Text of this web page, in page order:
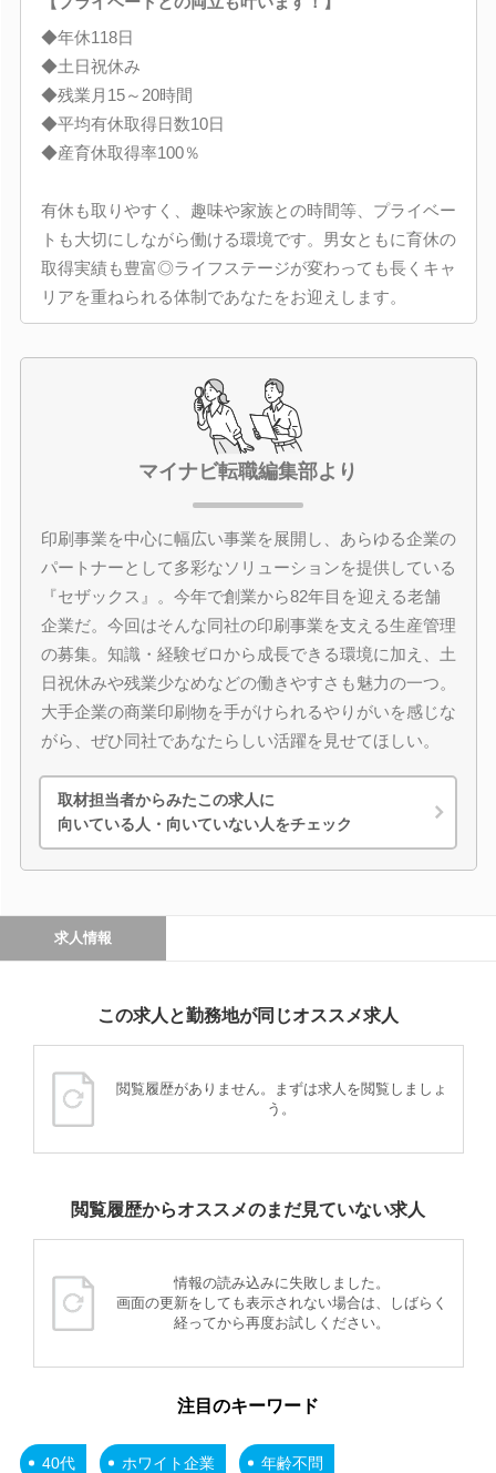
◆年休118日
◆土日祝休み
◆残業月15～20時間
◆平均有休取得日数10日
◆産育休取得率100％
有休も取りやすく、趣味や家族との時間等、プライベー
トも大切にしながら働ける環境です。男女ともに育休の
取得実績も豊富◎ライフステージが変わっても長くキャ
リアを重ねられる体制であなたをお迎えします。
マイナビ転職編集部より
印刷事業を中心に幅広い事業を展開し、あらゆる企業の
パートナーとして多彩なソリューションを提供している
『セザックス』。今年で創業から82年目を迎える老舗
企業だ。今回はそんな同社の印刷事業を支える生産管理
の募集。知識・経験ゼロから成長できる環境に加え、土
日祝休みや残業少なめなどの働きやすさも魅力の一つ。
大手企業の商業印刷物を手がけられるやりがいを感じな
がら、ぜひ同社であなたらしい活躍を見せてほしい。
取材担当者からみたこの求人に
向いている人・向いていない人をチェック
求人情報
この求人と勤務地が同じオススメ求人
閲覧履歴がありません。まずは求人を閲覧しましょ
う。
閲覧履歴からオススメのまだ見ていない求人
情報の読み込みに失敗しました。
画面の更新をしても表示されない場合は、しばらく
経ってから再度お試しください。
注目のキーワード
40代 ホワイト企業 年齢不問